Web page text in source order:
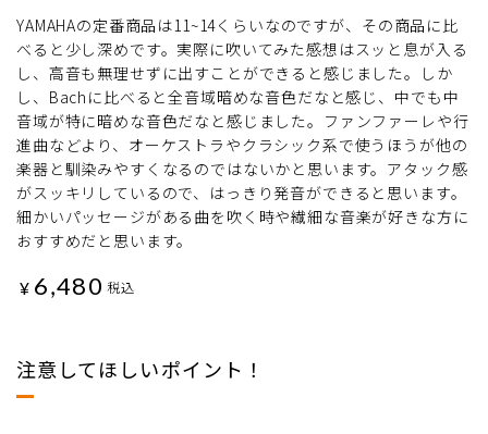
YAMAHAの定番商品は11~14くらいなのですが、その商品に比
べると少し深めです。実際に吹いてみた感想はスッと息が入る
し、高音も無理せずに出すことができると感じました。しか
し、Bachに比べると全音域暗めな音色だなと感じ、中でも中
音域が特に暗めな音色だなと感じました。ファンファーレや行
進曲などより、オーケストラやクラシック系で使うほうが他の
楽器と馴染みやすくなるのではないかと思います。アタック感
がスッキリしているので、はっきり発音ができると思います。
細かいパッセージがある曲を吹く時や繊細な音楽が好きな方に
おすすめだと思います。
¥ 6,480 税込
注意してほしいポイント！